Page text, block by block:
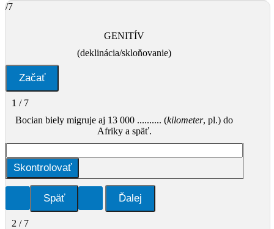
/7
GENITÍV
(deklinácia/skloňovanie)
1 / 7
Bocian biely migruje aj 13 000 .......... (kilometer, pl.) do
Afriky a späť.
Skontrolovať
2 / 7